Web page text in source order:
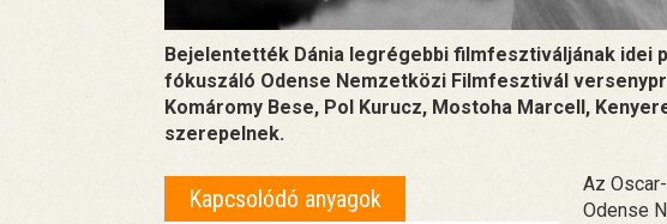
Bejelentették Dánia legrégebbi filmfesztiváljának idei
fókuszáló Odense Nemzetközi Filmfesztivál
Komáromy Bese, Pol Kurucz, Mostoha Marcell,
szerepelnek.
Kapcsolódó anyagok
Az
Odense